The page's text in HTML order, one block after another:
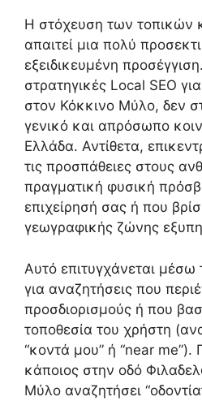
Η στόχευση των τοπικών
απαιτεί μια πολύ
εξειδικευμένη
στρατηγικές Local SEO για
στον Κόκκινο Μύλο, δεν
γενικό και απρόσωπο
Ελλάδα. Αντίθετα,
τις προσπάθειες στους
πραγματική φυσική
επιχείρησή σας ή που
γεωγραφικής ζώνης
Αυτό επιτυγχάνεται μέσω
για αναζητήσεις που
προσδιορισμούς ή που
τοποθεσία του χρήστη
“κοντά μου” ή “near me”).
κάποιος στην οδό
Μύλο αναζητήσει